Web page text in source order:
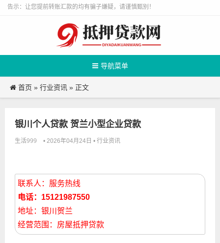
告示：让您提前转账汇款的均有骗子嫌疑，请谨慎甄别！
导航菜单
首页 » 行业资讯 » 正文
银川个人贷款 贺兰小型企业贷款
生活999 • 2026年04月24日 • 行业资讯
联系人：服务热线
电话：15121987550
地址：银川贺兰
经营范围：房屋抵押贷款